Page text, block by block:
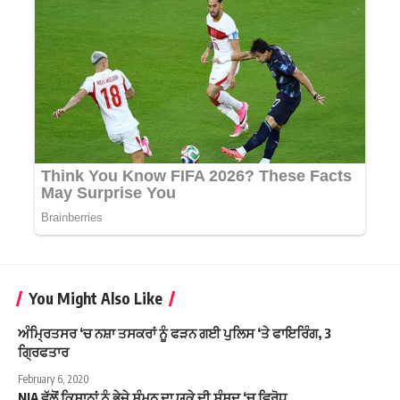
You Might Also Like
ਅੰਮ੍ਰਿਤਸਰ ‘ਚ ਨਸ਼ਾ ਤਸਕਰਾਂ ਨੂੰ ਫੜਨ ਗਈ ਪੁਲਿਸ ‘ਤੇ ਫਾਇਰਿੰਗ, 3
ਗ੍ਰਿਫਤਾਰ
February 6, 2020